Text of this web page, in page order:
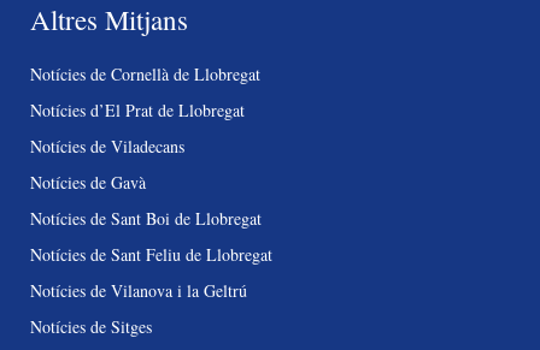
Altres Mitjans
Notícies de Cornellà de Llobregat
Notícies d’El Prat de Llobregat
Notícies de Viladecans
Notícies de Gavà
Notícies de Sant Boi de Llobregat
Notícies de Sant Feliu de Llobregat
Notícies de Vilanova i la Geltrú
Notícies de Sitges